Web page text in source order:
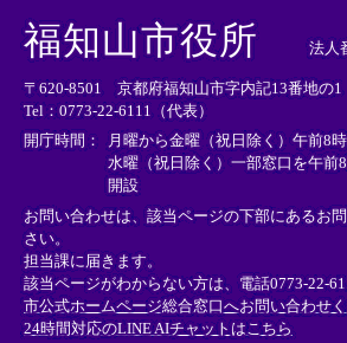
外
部
リ
ン
ク
＞
外
リ
ン
ク
＞
外
部
ン
ク
＞
福知山市役所 法人
〒620-8501 京都府福知山市字内記13番地の1
Tel：0773-22-6111（代表）
開庁時間：
月曜から金曜（祝日除く）午前8
水曜（祝日除く）一部窓口を午前
開設
お問い合わせは、該当ページの下部にあるお
さい。
担当課に届きます。
該当ページがわからない方は、電話0773-22-
市公式ホームページ総合窓口へお問い合わせく
24時間対応のLINE AIチャットはこちら